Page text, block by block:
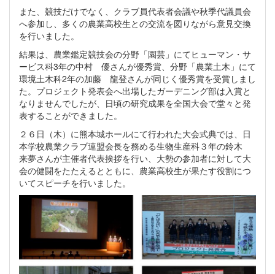
また、競技だけでなく、クラブ員代表者会議や秋季代議員会
へ参加し、多くの農業高校生との交流を図りながら意見交換
を行いました。
結果は、農業鑑定競技会の分野「園芸」にてヒューマン・サ
ービス科3年の中村 優さんが優秀賞、分野「農業土木」にて
環境土木科2年の加藤 龍登さんが同じく優秀賞を受賞しまし
た。プロジェクト発表会へ出場したガーデニング部は入賞と
なりませんでしたが、日頃の研究成果を全国大会で堂々と発
表することができました。
２６日（木）に熊本城ホールにて行われた大会式典では、日
本学校農業クラブ連盟会長を務める生物生産科３年の鈴木
来夢さんが主催者代表挨拶を行い、大勢の参加者に対して大
会の健闘をたたえるとともに、農業高校生が果たす役割につ
いてスピーチを行いました。